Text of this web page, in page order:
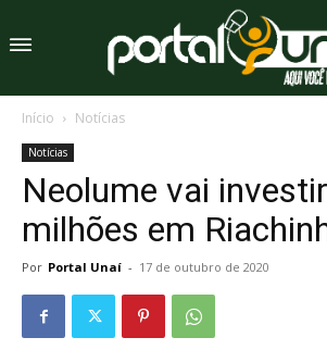
Início Notícias
Notícias
Neolume vai
milhões em
Por Portal Unaí - 17 de outubro de 2020